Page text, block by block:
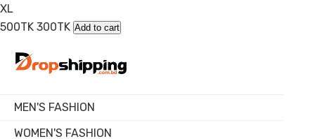
XL
500TK 300TK Add to cart
MEN'S FASHION
WOMEN'S FASHION